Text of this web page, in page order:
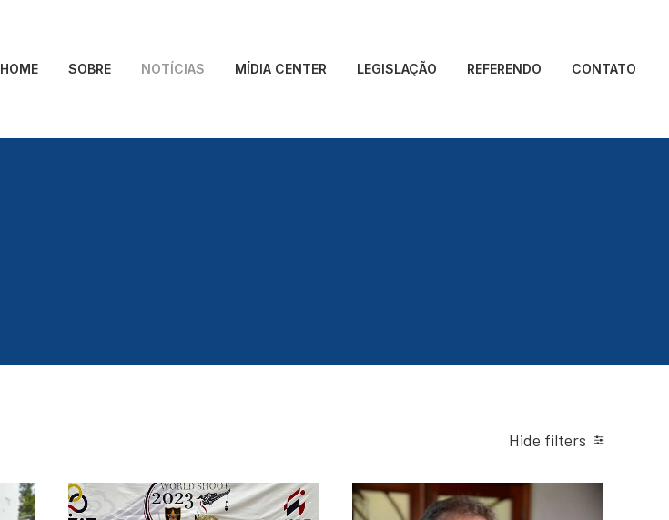
HOME SOBRE NOTÍCIAS MÍDIA CENTER LEGISLAÇÃO REFERENDO CONTATO
Hide filters